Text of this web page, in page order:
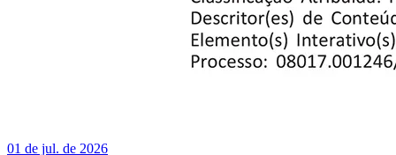
01 de jul. de 2026